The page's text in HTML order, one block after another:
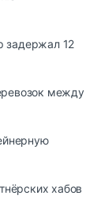
задержал 12
между
хабов